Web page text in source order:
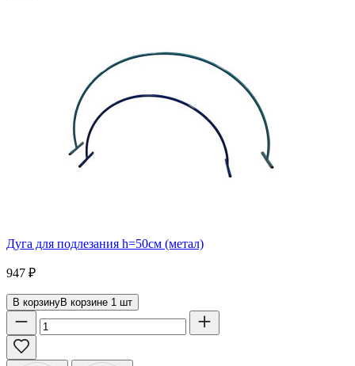
Дуга для подлезания h=50см (метал)
947 ₽
В корзинуВ корзине 1 шт